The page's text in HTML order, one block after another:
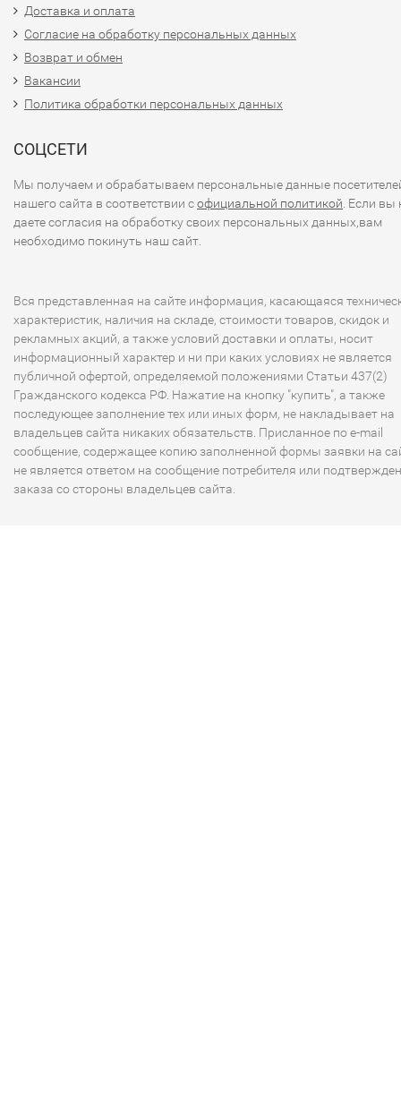
Доставка и оплата
Согласие на обработку персональных данных
Возврат и обмен
Вакансии
Политика обработки персональных данных
СОЦСЕТИ
Мы получаем и обрабатываем персональные данные
нашего сайта в соответствии софициальной политикой . Если вы
даете согласия на обработку своих персональных данных,вам
необходимо покинуть наш сайт.
Вся представленная на сайте информация, касающаяся
характеристик, наличия на складе, стоимости товаров, скидок и
рекламных акций, а также условий доставки и оплаты, носит
информационный характер и ни при каких условиях не является
публичной офертой, определяемой положениями Статьи 437(2)
Гражданского кодекса РФ. Нажатие на кнопку "купить", а также
последующее заполнение тех или иных форм, не накладывает на
владельцев сайта никаких обязательств. Присланное по e-mail
сообщение, содержащее копию заполненной формы заявки на
не является ответом на сообщение потребителя или
заказа со стороны владельцев сайта.